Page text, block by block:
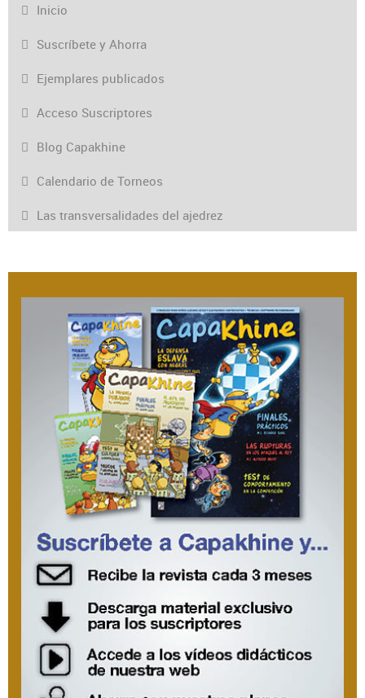
Inicio
Suscríbete y Ahorra
Ejemplares publicados
Acceso Suscriptores
Blog Capakhine
Calendario de Torneos
Las transversalidades del ajedrez